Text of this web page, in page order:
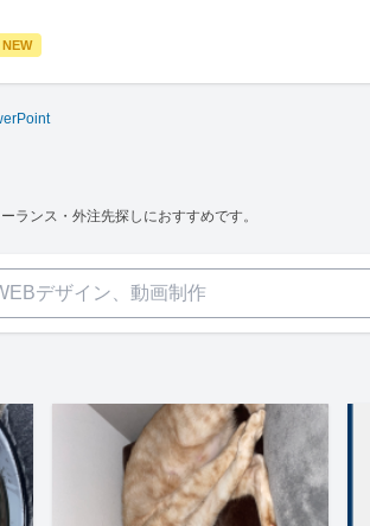
NEW
ランス・外注先探しにおすすめです。